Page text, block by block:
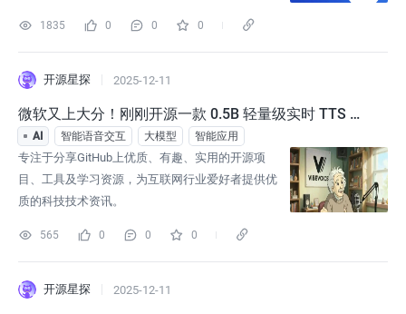
1835 0 0 0
开源星探 2025-12-11
微软又上大分！刚刚开源一款 0.5B 轻量级实时 TTS 模
型，还能边想边说！
AI 智能语音交互 大模型 智能应用
专注于分享GitHub上优质、有趣、实用的开源项
目、工具及学习资源，为互联网行业爱好者提供优
质的科技技术资讯。
565 0 0 0
开源星探 2025-12-11